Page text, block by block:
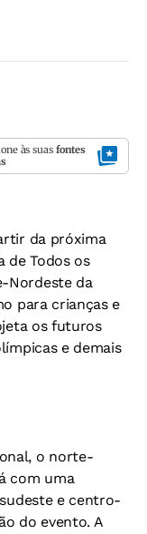
às suas fontes
da próxima
de Todos os
Nordeste da
para crianças e
os futuros
e demais
o norte-
com uma
e centro-
do evento. A